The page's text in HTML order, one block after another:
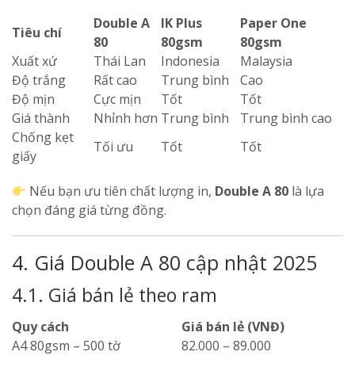
Tiêu chí
Double A
80
IK Plus
80gsm
Paper One
80gsm
Xuất xứ
Thái Lan Indonesia
Malaysia
Độ trắng
Rất cao Trung bình
Cao
Độ mịn
Cực mịn Tốt
Tốt
Giá thành
Nhỉnh hơn Trung bình
Trung bình cao
Chống kẹt
giấy
Tối ưu Tốt Tốt
Nếu bạn ưu tiên chất lượng in, Double A 80 là lựa
chọn đáng giá từng đồng.
4. Giá Double A 80 cập nhật 2025
4.1. Giá bán lẻ theo ram
Quy cách
Giá bán lẻ (VNĐ)
A4 80gsm – 500 tờ
82.000 – 89.000